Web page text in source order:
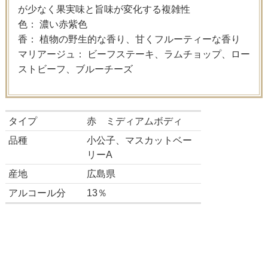
が少なく果実味と旨味が変化する複雑性
色： 濃い赤紫色
香： 植物の野生的な香り、甘くフルーティーな香り
マリアージュ： ビーフステーキ、ラムチョップ、ロー
ストビーフ、ブルーチーズ
タイプ
赤 ミディアムボディ
品種
小公子、マスカットベー
リーA
産地
広島県
アルコール分
13％